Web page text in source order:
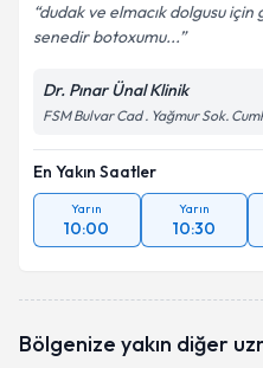
dudak ve elmacık dolgusu
senedir botoxumu...
Dr. Pınar Ünal Klinik
FSM Bulvar Cad . Yağmur Sok.
En Yakın Saatler
Yarın
10:00
Yarın
10:30
Bölgenize yakın diğer